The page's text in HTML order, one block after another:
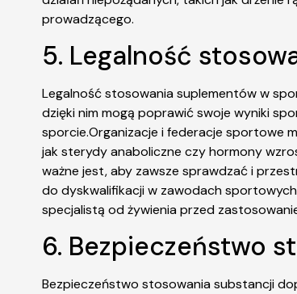
prowadzącego.
5. Legalność
Legalność stosowania suplementów w
dzięki nim mogą poprawić swoje wyniki
sporcie.Organizacje i federacje sportowe
jak sterydy anaboliczne czy hormony
ważne jest, aby zawsze sprawdzać i
do dyskwalifikacji w zawodach
specjalistą od żywienia przed
6. Bezpieczeństwo
Bezpieczeństwo stosowania substancji